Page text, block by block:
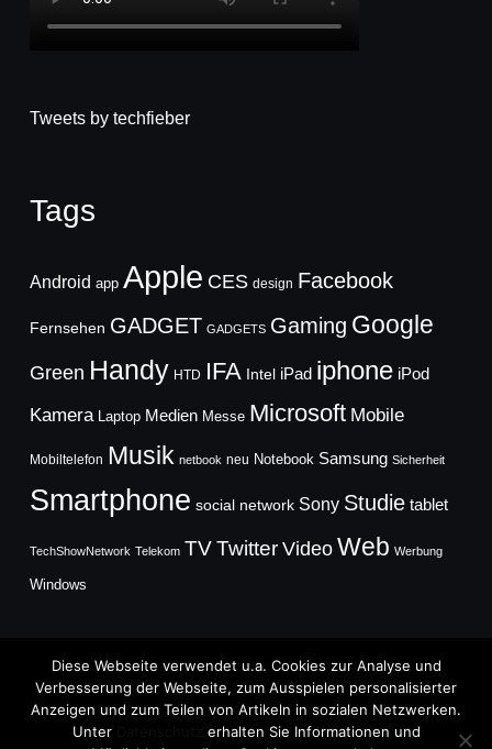
Tweets by techfieber
Tags
Android app Apple CES design Facebook
Fernsehen GADGET GADGETS Gaming Google
Green Handy HTD IFA Intel iPad iphone iPod
Kamera Laptop Medien Messe Microsoft Mobile
Mobiltelefon Musik netbook neu Notebook Samsung Sicherheit
Smartphone social network Sony Studie tablet
TechShowNetwork Telekom TVTwitter Video Web Werbung
Windows
Copyright © 2026
TechFieber Blog
Diese Webseite verwendet u.a. Cookies zur Analyse und
Verbesserung der Webseite, zum Ausspielen personalisierter
Anzeigen und zum Teilen von Artikeln in sozialen Netzwerken.
Unter
erhalten Sie Informationen und